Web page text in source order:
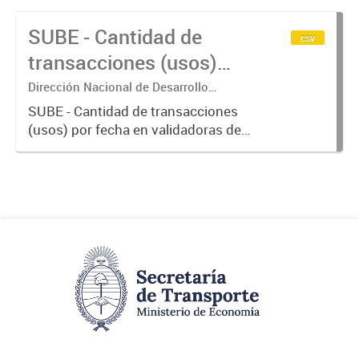
SUBE - Cantidad de
transacciones (usos)
por fecha
Dirección Nacional de Desarrollo
Tecnológico - Ministerio de Transporte.
SUBE - Cantidad de transacciones
(usos) por fecha en validadoras de
la red SUBE.
csv